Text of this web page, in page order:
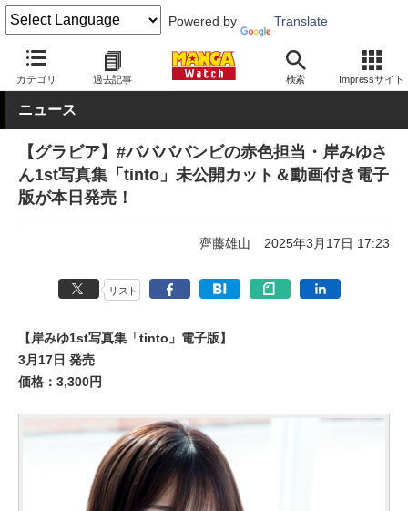
Powered by Translate
カテゴリ 過去記事 検索 Impressサイト
MANGA Watch 本日発売
ニュース
【グラビア】#ババババンビの赤色担当・岸みゆさ
ん1st写真集「tinto」未公開カット＆動画付き電子
版が本日発売！
齊藤雄山 2025年3月17日 17:23
リスト
【岸みゆ1st写真集「tinto」電子版】
3月17日 発売
価格：3,300円